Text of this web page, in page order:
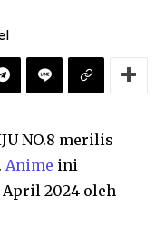
NO.8 merilis
Anime ini
2024 oleh